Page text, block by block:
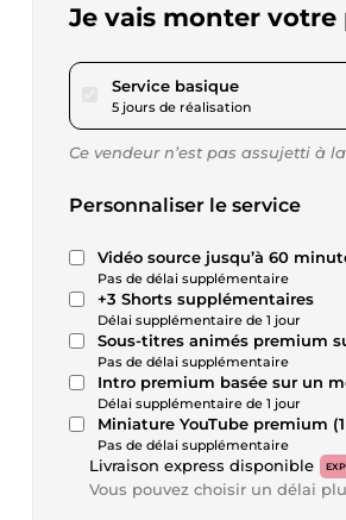
Je vais monter votre
Service basiquepour 115,60
5 jours de réalisation
Ce vendeur n’est pas assujetti à la
Personnaliser le service
Vidéo source jusqu’à 60
Pas de délai supplémentaire
+3 Shorts supplémentaires
Délai supplémentaire de 1 jour
Sous-titres animés premium
Pas de délai supplémentaire
Intro premium basée sur un
Délai supplémentaire de 1 jour
Miniature YouTube premium
Pas de délai supplémentaire
Livraison express disponible
Vous pouvez choisir un délai